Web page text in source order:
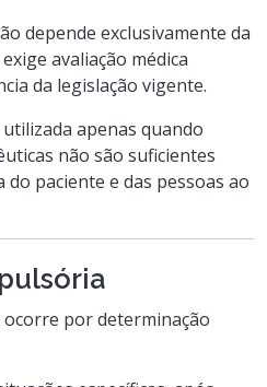
depende exclusivamente da
avaliação médica
da legislação vigente.
apenas quando
não são suficientes
paciente e das pessoas ao
por determinação